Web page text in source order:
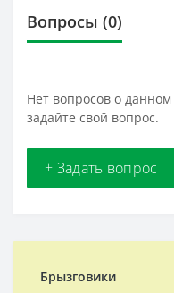
Вопросы (0)
Нет вопросов о
задайте свой вопрос.
+ Задать вопрос
Брызговики